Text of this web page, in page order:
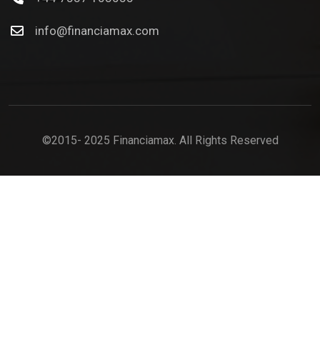
info@financiamax.com
©2015- 2025 Financiamax. All Rights Reserved